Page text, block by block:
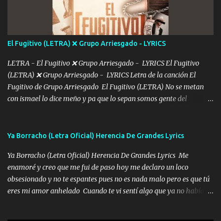
más Si te sientes sola no me llames porfa Me pongo sencible e
imagino tu sombra Clase azul es el tequila e interior la ropa Clip
cap la champagne el polvo es color rosa Me contacto un ángel eres
tú mi hermosa La que me alegra los días y sigo tomando Y
pensar... Que tú ya no vas a estar Pasarán... Solito me dejaras
Intentar... ...
El Fugitivo (LETRA) ❌ Grupo Arriesgado - LYRICS
LETRA - El Fugitivo ❌ Grupo Arriesgado - LYRICS El Fugitivo
(LETRA) ❌ Grupo Arriesgado - LYRICS Letra de la canción El
Fugitivo de Grupo Arriesgado El Fugitivo (LETRA) No se metan
con ismael lo dice meño y pa que lo sepan somos gente del
grande traemos la bandera 04 se oye por los radios y bien
ofrece también peleam'os bien atentó el compa huicho la corta al
cinto y radios colgados cuando salimos del rancho carros
blindándos y bien equipados no somos gente de problemas pero
defendemos muy bien nuestra tierra buena sombra nos cobija y el
Ya Borracho (Letra Oficial) Herencia De Grandes Lyrics
Ya Borracho (Letra Oficial) Herencia De Grandes Lyrics Me
enamoré y creo que me fui de paso hoy me declaro un loco
obsesionado y no te espantes pues no es nada malo pero es que tú
eres mi amor anhelado Cuando te vi sentí algo que ya no había